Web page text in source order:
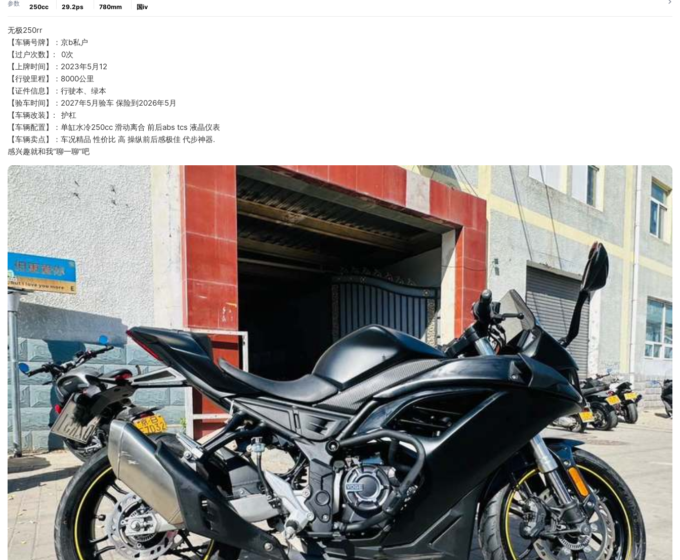
参数 250cc 29.2ps 780mm 国ⅳ
无极250rr
【车辆号牌】：京b私户
【过户次数】:   0次
【上牌时间】：2023年5月12
【行驶里程】：8000公里
【证件信息】：行驶本、绿本
【验车时间】：2027年5月验车 保险到2026年5月
【车辆改装】:   护杠
【车辆配置】：单缸水冷250cc 滑动离合 前后abs tcs 液晶仪表
【车辆卖点】：车况精品 性价比 高 操纵前后感极佳 代步神器.
感兴趣就和我“聊一聊”吧